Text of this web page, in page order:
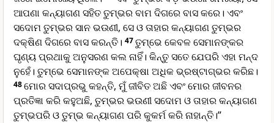
ଆପଣା କନ୍ୟାଗଣ ସହିତ ତୁମ୍ଭର ବାମ ଦିଗରେ ବାସ କରେ। ଏବଂ
ସଦୋମ ତୁମ୍ଭର ସାନ ଭଉଣୀ, ସେ ଓ ତାହାର କନ୍ୟାଗଣ ତୁମ୍ଭର
ଦକ୍ଷିଣ ଦିଗରେ ବାସ କରନ୍ତି। 47ତୁମ୍ଭେ କେବଳ ସେମାନଙ୍କର
ଘୃଣ୍ୟ ପ୍ରଥାକୁ ଅନୁସରଣ କଲ ନାହିଁ। କିନ୍ତୁ ସତେ ଯେପରି ଏହା ମନ୍ଦ
ନୁହେଁ। ତୁମ୍ଭେ ସେମାନଙ୍କ ଅପେକ୍ଷା ଅଧିକ ଭ୍ରଷ୍ଟାଗ୍ଭର କରିଛ।
48ମୋର ସଦାପ୍ରଭୁ କହନ୍ତି, ମୁଁ ଜୀବିତ ଅଛି ଏବଂ ମୋର ଜୀବନର
ପ୍ରତିଜ୍ଞା କରି କହୁଅଛି, ତୁମ୍ଭର ଭଉଣୀ ସଦୋମ ଓ ତାହାର କନ୍ୟାଗଣ
ତୁମ୍ଭପରି ଓ ତୁମ୍ଭ କନ୍ୟାଗଣ ପରି କୁକର୍ମ କରି ନାହାନ୍ତି।”